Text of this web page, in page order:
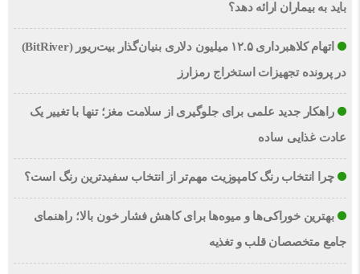
باید به بیماران ارائه دهد؟
اتهام کلاهبرداری ۱۲.۵ میلیون دلاری بنیان‌گذار بیت‌ریور (BitRiver)
در پرونده تجهیزات استخراج رمزارز
راهکار جدید علمی برای جلوگیری از سلامت مغز؛ تنها با تغییر یک
عادت غذایی ساده
چرا انتخاب رنگ کامپوزیت مهم‌تر از انتخاب سفیدترین رنگ است؟
بهترین خوراکی‌ها و میوه‌ها برای کاهش فشار خون بالا؛ راهنمای
جامع متخصصان قلب و تغذیه